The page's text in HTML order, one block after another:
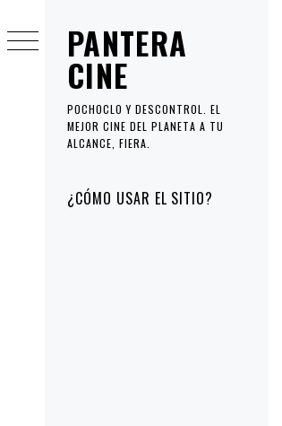
PANTERA
CINE
POCHOCLO Y DESCONTROL. EL
MEJOR CINE DEL PLANETA A TU
ALCANCE, FIERA.
principal
¿CÓMO USAR EL SITIO?
al
contenido